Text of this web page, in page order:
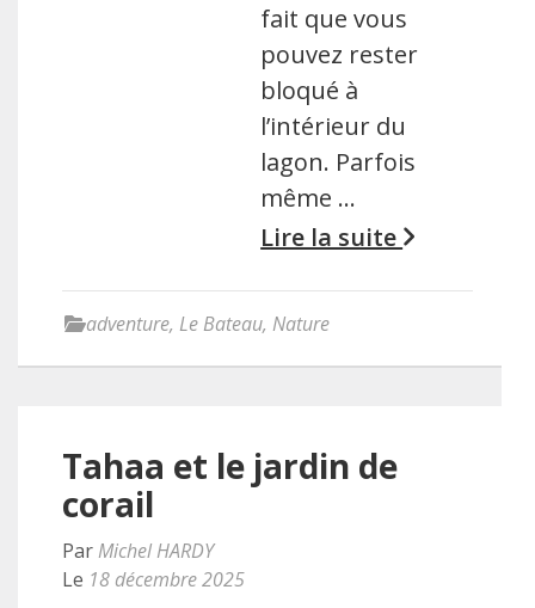
fait que vous
pouvez rester
bloqué à
l’intérieur du
lagon. Parfois
même …
Lire la suite
adventure, Le Bateau, Nature
Tahaa et le jardin de
corail
ParMichel HARDY
Le 18 décembre 2025